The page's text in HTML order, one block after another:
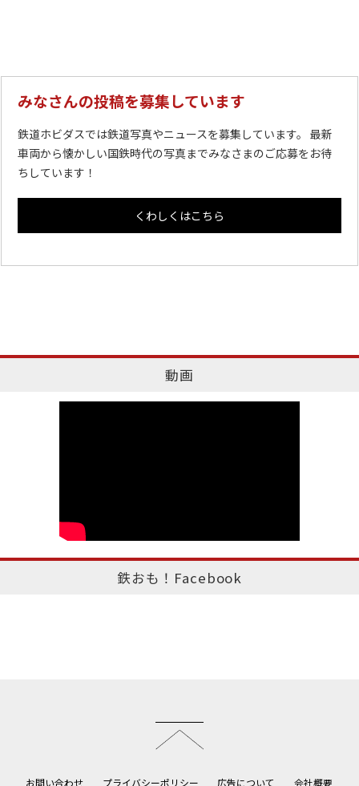
みなさんの投稿を募集しています
鉄道ホビダスでは鉄道写真やニュースを募集しています。 最新
車両から懐かしい国鉄時代の写真までみなさまのご応募をお待
ちしています！
くわしくはこちら
動画
鉄おも！Facebook
お問い合わせ プライバシーポリシー 広告について 会社概要